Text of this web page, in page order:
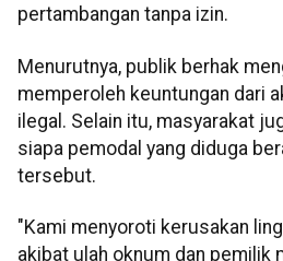
pertambangan tanpa izin.
Menurutnya, publik berhak
memperoleh keuntungan dari
ilegal. Selain itu, masyarakat
siapa pemodal yang diduga
tersebut.
"Kami menyoroti kerusakan
akibat ulah oknum dan pemilik